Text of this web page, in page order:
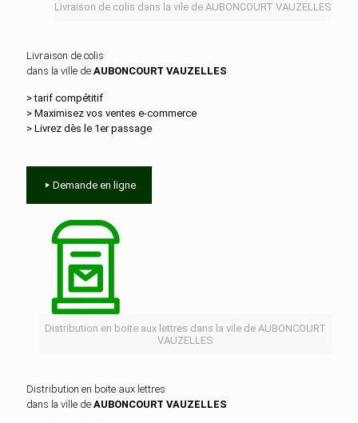
Livraison de colis dans la vile de AUBONCOURT VAUZELLES
Livraison de colis
dans la ville de AUBONCOURT VAUZELLES
> tarif compétitif
> Maximisez vos ventes e‑commerce
> Livrez dès le 1er passage
Demande en ligne
Distribution en boite aux lettres dans la vile de AUBONCOURT
VAUZELLES
Distribution en boite aux lettres
dans la ville de AUBONCOURT VAUZELLES